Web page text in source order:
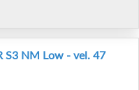
S3 NM Low - vel. 47